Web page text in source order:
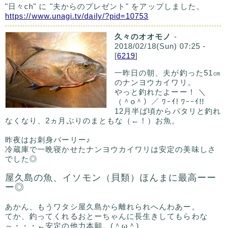
"日々ch" に "夫からのプレゼント" をアップしました。
https://www.unagi.tv/daily/?pid=10753
久々のオオモノ -
2018/02/18(Sun) 07:25 -
[6219]
一昨日の朝、夫が釣った51㎝
のナンヨウカイワリ。
やっと釣れたよーー！ ＼
（＾o＾）／ ﾜｰｲ! ﾜｰｰｲ!!
12月半ば頃からパタリと釣れ
なくなり、2ヵ月ぶりのまともな（←！）お魚。
昨夜はお刺身パーリー♪
冷蔵庫で一晩寝かせたナンヨウカイワリは安定の美味しさ
でした◎
屋久島の魚、イソモン（貝類）ほんまに最高ーー
ー◎
あかん、もうワタシ屋久島から離れられへんわあー。
てか、釣ってくれるおとーちゃんに長生きしてもらわな
～・・・←安定の他力本願。(＾ω＾)